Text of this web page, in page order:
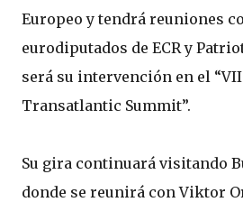
Europeo y tendrá reuniones
eurodiputados de ECR y
será su intervención en el
Transatlantic Summit”.
Su gira continuará visitando
donde se reunirá con Viktor